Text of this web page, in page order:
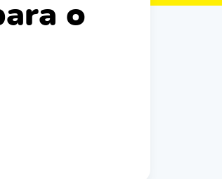
o